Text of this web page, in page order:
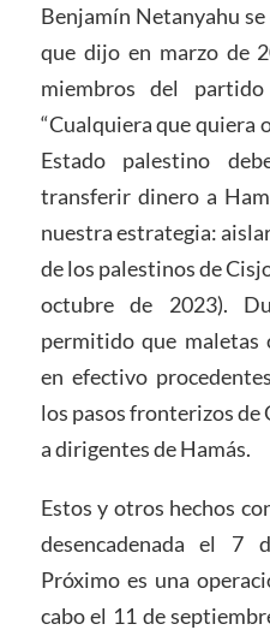
Benjamín Netanyahu
que dijo en marzo de
miembros del
“Cualquiera que quiera
Estado palestino
transferir dinero a
nuestra estrategia:
de los palestinos de
octubre de 2023).
permitido que maletas
en efectivo
los pasos fronterizos de
a dirigentes de Hamás.
Estos y otros hechos
desencadenada el 7
Próximo es una
cabo el 11 de